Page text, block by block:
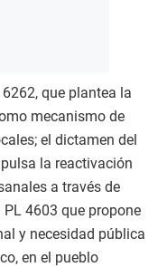
que plantea la
mecanismo de
el dictamen del
la reactivación
a través de
4603 que propone
y necesidad pública
en el pueblo